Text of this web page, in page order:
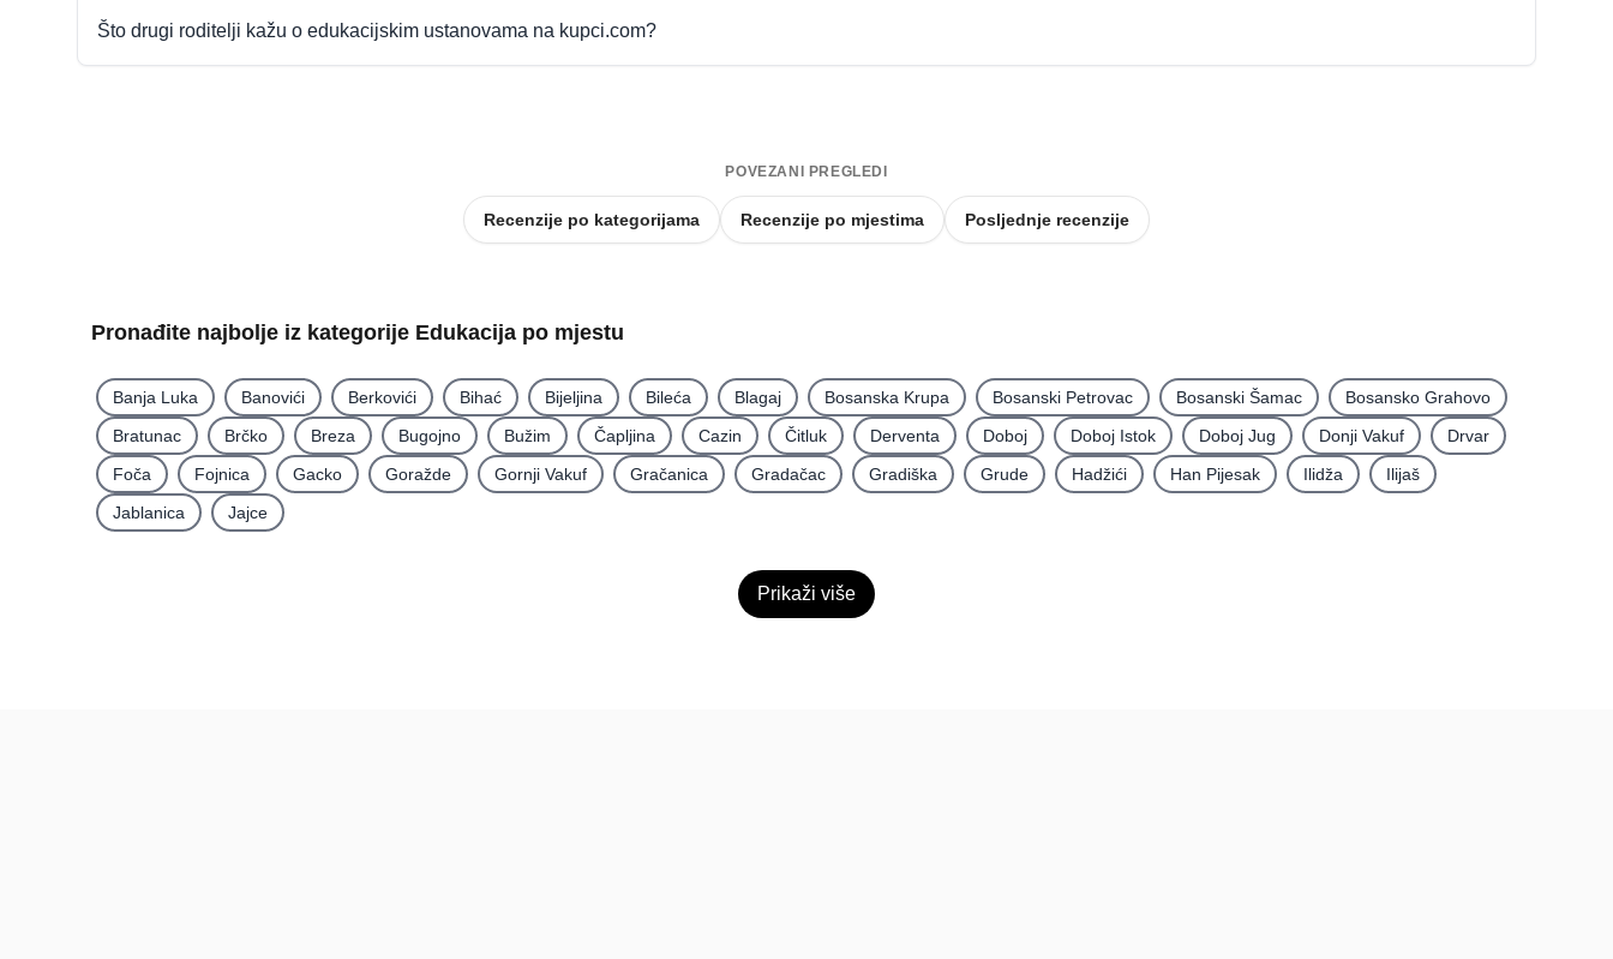
Što drugi roditelji kažu o edukacijskim ustanovama na kupci.com?
POVEZANI PREGLEDI
Recenzije po kategorijama Recenzije po mjestima Posljednje recenzije
Pronađite najbolje iz kategorije Edukacija po mjestu
Banja Luka Banovići Berkovići Bihać Bijeljina Bileća Blagaj Bosanska Krupa Bosanski Petrovac Bosanski Šamac
Bosansko Grahovo
Bratunac
Brčko Breza Bugojno Bužim Čapljina Cazin Čitluk Derventa Doboj Doboj Istok Doboj Jug Donji Vakuf
Drvar
Foča
Fojnica Gacko Goražde Gornji Vakuf Gračanica Gradačac Gradiška Grude Hadžići Han Pijesak Ilidža
Ilijaš
Jablanica
Jajce
Prikaži više